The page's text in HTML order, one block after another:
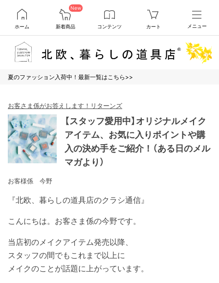
ホーム
New
新着商品 コンテンツ カート メニュー
夏のファッション入荷中！最新一覧はこちら>>
お客さま係がお答えします！リターンズ
【スタッフ愛用中】オリジナルメイク
アイテム、お気に入りポイントや購
入の決め手をご紹介！（ある日のメル
マガより）
お客様係 今野
『北欧、暮らしの道具店のクラシ通信』
こんにちは。お客さま係の今野です。
当店初のメイクアイテム発売以降、
スタッフの間でもこれまで以上に
メイクのことが話題に上がっています。